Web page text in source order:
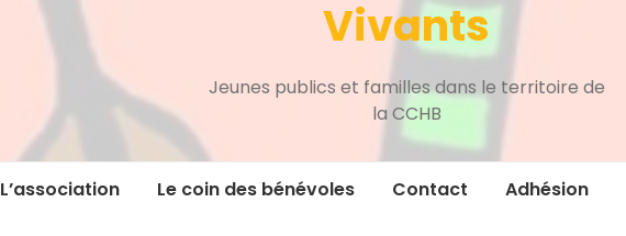
Vivants
Jeunes publics et familles dans le territoire de
la CCHB
L’association Le coin des bénévoles Contact Adhésion